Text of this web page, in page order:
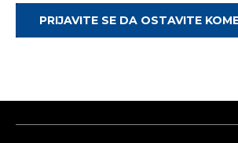
PRIJAVITE SE DA OSTAVITE